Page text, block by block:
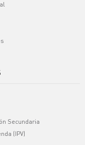
Secundaria
(IPV)